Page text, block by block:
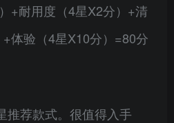
+耐用度（4星X2分）+清
体验（4星X10分）=80分
推荐款式。很值得入手